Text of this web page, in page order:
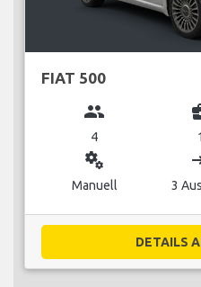
FIAT 500
group
4 1
miscellaneous_services
Manuell 3
DETAILS